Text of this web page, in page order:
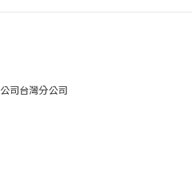
司台灣分公司